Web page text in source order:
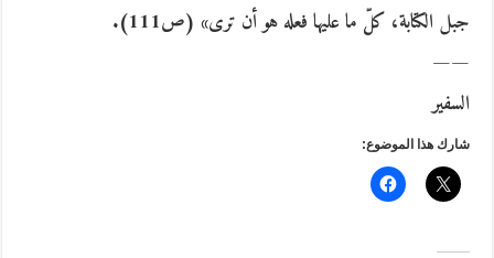
جبل الكتابة، كلّ ما عليها فعله هو أن ترى» (ص111).
——
السفير
شارك هذا الموضوع: